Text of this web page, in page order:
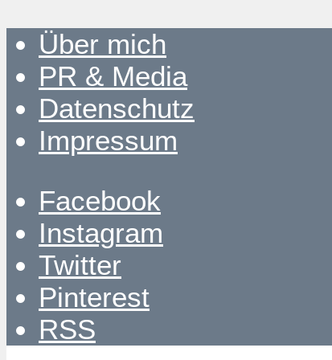
Über mich
PR & Media
Datenschutz
Impressum
Facebook
Instagram
Twitter
Pinterest
RSS